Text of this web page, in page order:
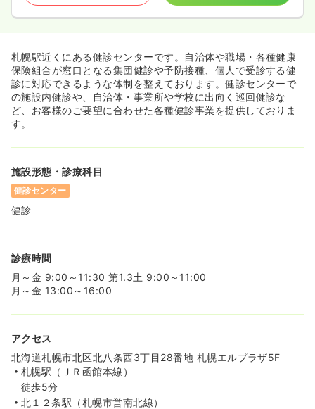
札幌駅近くにある健診センターです。自治体や職場・各種健康
保険組合が窓口となる集団健診や予防接種、個人で受診する健
診に対応できるような体制を整えております。健診センターで
の施設内健診や、自治体・事業所や学校に出向く巡回健診な
ど、お客様のご要望に合わせた各種健診事業を提供しておりま
す。
施設形態・診療科目
健診センター
健診
診療時間
月～金 9:00～11:30 第1.3土 9:00～11:00
月～金 13:00～16:00
アクセス
北海道札幌市北区北八条西3丁目28番地 札幌エルプラザ5F
札幌駅（ＪＲ函館本線）
徒歩5分
北１２条駅（札幌市営南北線）